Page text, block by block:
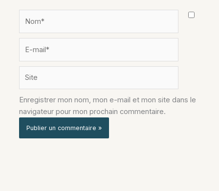
mail*
Enregistrer mon nom, mon e-mail et mon site dans le
navigateur pour mon prochain commentaire.